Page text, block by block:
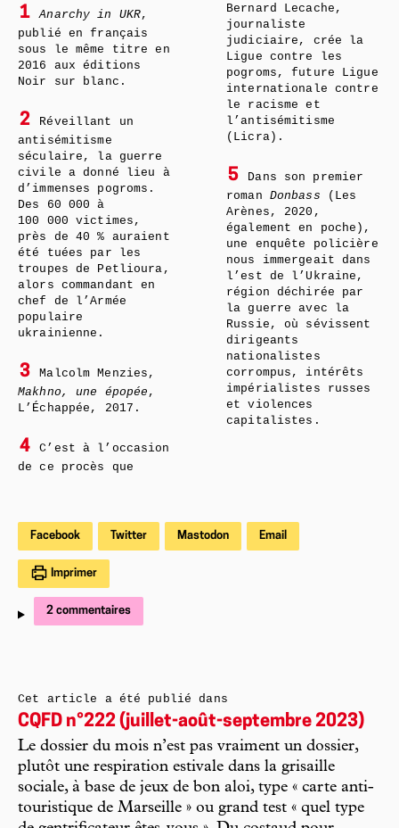
1 Anarchy in UKR,
publié en français
sous le même titre en
2016 aux éditions
Noir sur blanc.
2
Réveillant un
antisémitisme
séculaire, la guerre
civile a donné lieu à
d’immenses pogroms.
Des 60 000 à
100 000 victimes,
près de 40 % auraient
été tuées par les
troupes de Petlioura,
alors commandant en
chef de l’Armée
populaire
ukrainienne.
3
Malcolm Menzies,
Makhno, une épopée ,
L’Échappée, 2017.
4
C’est à l’occasion
de ce procès que
Bernard Lecache,
journaliste
judiciaire, crée la
Ligue contre les
pogroms, future Ligue
internationale contre
le racisme et
l’antisémitisme
(Licra).
5
Dans son premier
roman Donbass (Les
Arènes, 2020,
également en poche),
une enquête policière
nous immergeait dans
l’est de l’Ukraine,
région déchirée par
la guerre avec la
Russie, où sévissent
dirigeants
nationalistes
corrompus, intérêts
impérialistes russes
et violences
capitalistes.
Facebook Twitter Mastodon Email
Imprimer
2 commentaires
Cet article a été publié dans
CQFD n°222 (juillet-août-septembre 2023)
Le dossier du mois n’est pas vraiment un dossier,
plutôt une respiration estivale dans la grisaille
sociale, à base de jeux de bon aloi, type « carte anti-
touristique de Marseille » ou grand test « quel type